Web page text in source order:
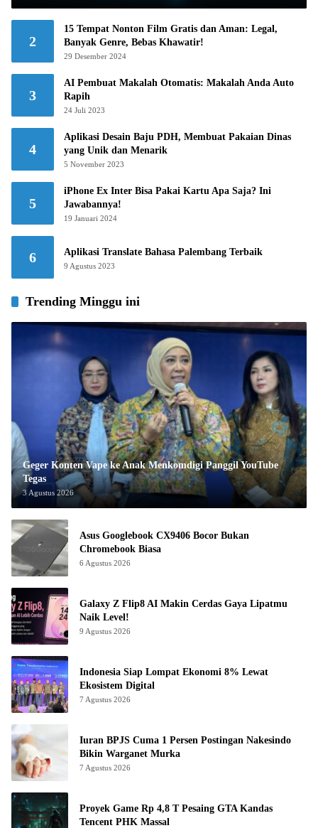
2
15 Tempat Nonton Film Gratis dan Aman: Legal,
Banyak Genre, Bebas Khawatir!
29 Desember 2024
3
AI Pembuat Makalah Otomatis: Makalah Anda Auto
Rapih
24 Juli 2023
4
Aplikasi Desain Baju PDH, Membuat Pakaian Dinas
yang Unik dan Menarik
5 November 2023
5
iPhone Ex Inter Bisa Pakai Kartu Apa Saja? Ini
Jawabannya!
19 Januari 2024
6 Aplikasi Translate Bahasa Palembang Terbaik
9 Agustus 2023
Trending Minggu ini
Geger Konten Vape ke Anak Menkomdigi Panggil YouTube
Tegas
3 Agustus 2026
Asus Googlebook CX9406 Bocor Bukan
Chromebook Biasa
6 Agustus 2026
Galaxy Z Flip8 AI Makin Cerdas Gaya Lipatmu
Naik Level!
9 Agustus 2026
Indonesia Siap Lompat Ekonomi 8% Lewat
Ekosistem Digital
7 Agustus 2026
Iuran BPJS Cuma 1 Persen Postingan Nakesindo
Bikin Warganet Murka
7 Agustus 2026
Proyek Game Rp 4,8 T Pesaing GTA Kandas
Tencent PHK Massal